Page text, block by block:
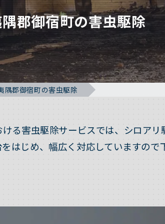
郡御宿町の害虫駆除
隅郡御宿町の害虫駆除
る害虫駆除サービスでは、シロアリ
はじめ、幅広く対応していますので